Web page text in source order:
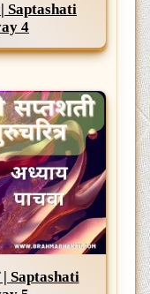
| Saptashati
4
| Saptashati